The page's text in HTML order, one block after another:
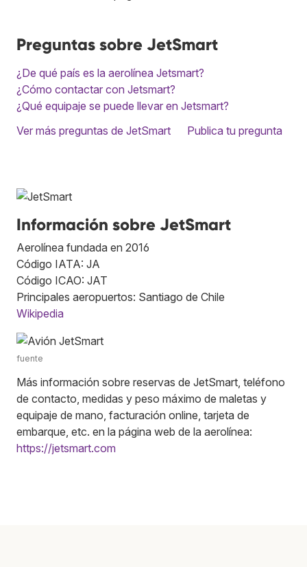
Preguntas sobre JetSmart
¿De qué país es la aerolínea Jetsmart?
¿Cómo contactar con Jetsmart?
¿Qué equipaje se puede llevar en Jetsmart?
Ver más preguntas de JetSmart
Publica tu pregunta
Información sobre JetSmart
Aerolínea fundada en 2016
Código IATA: JA
Código ICAO: JAT
Principales aeropuertos: Santiago de Chile
Wikipedia
fuente
Más información sobre reservas de JetSmart, teléfono
de contacto, medidas y peso máximo de maletas y
equipaje de mano, facturación online, tarjeta de
embarque, etc. en la página web de la aerolínea:
https://jetsmart.com